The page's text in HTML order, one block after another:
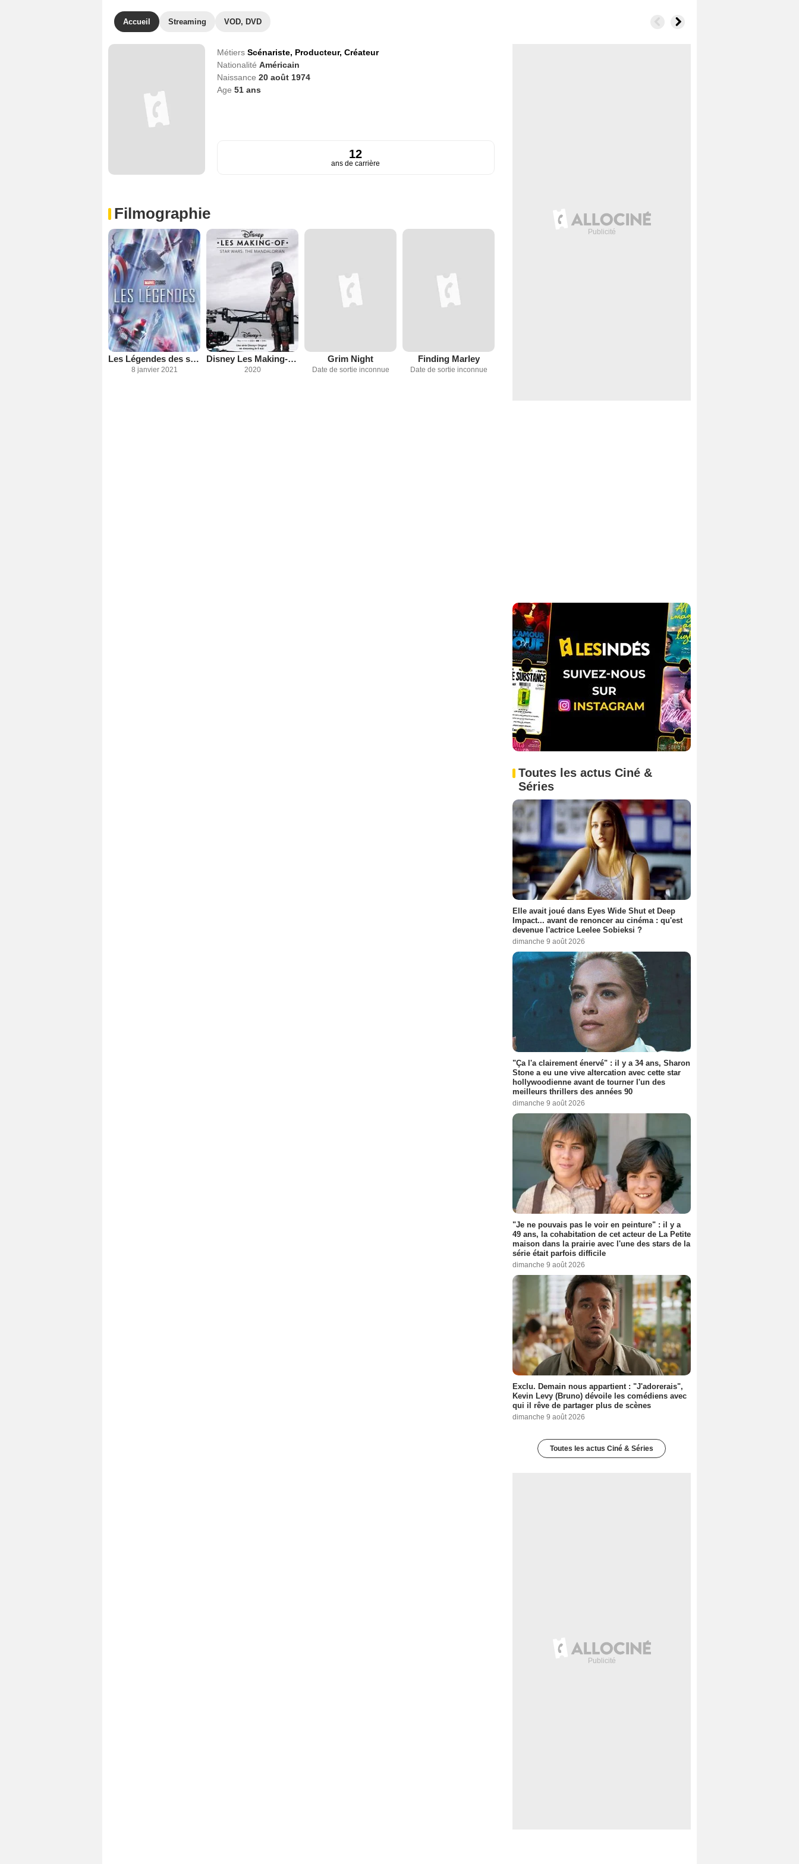
Accueil Streaming VOD, DVD
Métiers Scénariste, Producteur, Créateur
Nationalité Américain
Naissance 20 août 1974
Age 51ans
12
ans de carrière
Filmographie
Les Légendes des studios Marvel
8 janvier 2021
Disney Les Making-of : The Mandalorian
2020
Grim Night
Date de sortie inconnue
Finding Marley
Date de sortie inconnue
Toutes les actus Ciné &
Séries
Elle avait joué dans Eyes Wide Shut et Deep
Impact... avant de renoncer au cinéma : qu'est
devenue l'actrice Leelee Sobieksi ?
dimanche 9 août 2026
"Ça l'a clairement énervé" : il y a 34 ans, Sharon
Stone a eu une vive altercation avec cette star
hollywoodienne avant de tourner l'un des
meilleurs thrillers des années 90
dimanche 9 août 2026
"Je ne pouvais pas le voir en peinture" : il y a
49 ans, la cohabitation de cet acteur de La Petite
maison dans la prairie avec l'une des stars de la
série était parfois difficile
dimanche 9 août 2026
Exclu. Demain nous appartient : "J'adorerais",
Kevin Levy (Bruno) dévoile les comédiens avec
qui il rêve de partager plus de scènes
dimanche 9 août 2026
Toutes les actus Ciné & Séries